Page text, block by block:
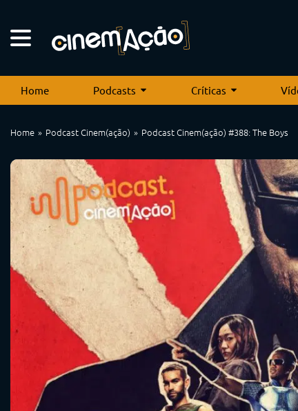
Home Podcasts Críticas
Home Podcast Cinem(ação) Podcast Cinem(ação) #388: The Boys